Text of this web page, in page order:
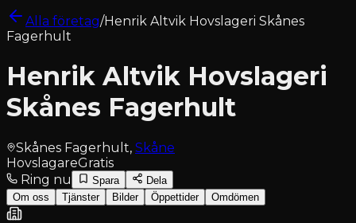
Alla företag/Henrik Altvik Hovslageri Skånes
Fagerhult
Henrik Altvik Hovslageri
Skånes Fagerhult
Skånes Fagerhult, Skåne
HovslagareGratis
Ring nu
Spara
Dela
Om oss
Tjänster Bilder Öppettider Omdömen